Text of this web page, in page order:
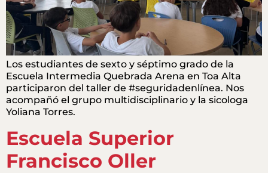
Los estudiantes de sexto y séptimo grado de la
Escuela Intermedia Quebrada Arena en Toa Alta
participaron del taller de #seguridadenlínea. Nos
acompañó el grupo multidisciplinario y la sicologa
Yoliana Torres.
Escuela Superior
Francisco Oller